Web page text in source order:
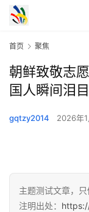
首页 聚焦
朝鲜致敬志
国人瞬间泪目
gqtzy2014 2026年
主题测试文章，
注明出处：